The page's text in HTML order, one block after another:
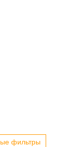
фильтры